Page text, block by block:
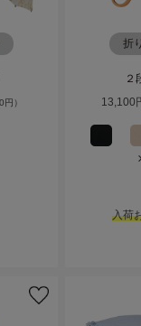
）
折
２
13,100
入荷